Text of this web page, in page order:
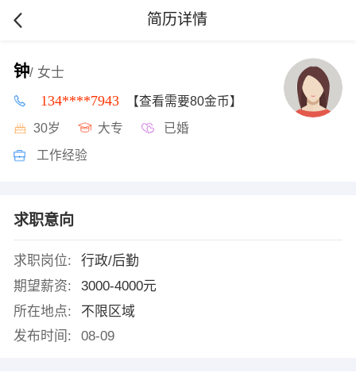
简历详情
钟/ 女士
134****7943 【查看需要80金币】
30岁 大专 已婚
工作经验
求职意向
求职岗位:
行政/后勤
期望薪资:
3000-4000元
所在地点:
不限区域
发布时间:
08-09